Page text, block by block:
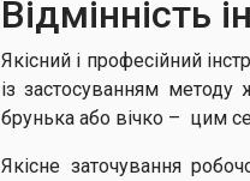
Відмінність
Якісний і професійний
із застосуванням
брунька або вічко – цим
Якісне заточування